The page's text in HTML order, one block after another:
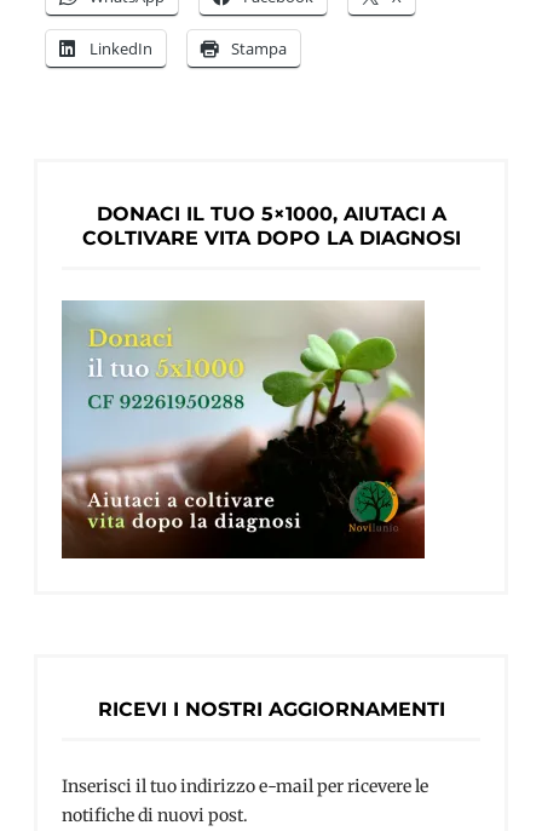
LinkedIn Stampa
DONACI IL TUO 5×1000, AIUTACI A
COLTIVARE VITA DOPO LA DIAGNOSI
RICEVI I NOSTRI AGGIORNAMENTI
Inserisci il tuo indirizzo e-mail per ricevere le
notifiche di nuovi post.